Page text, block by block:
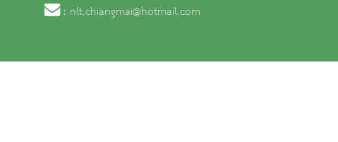
: nlt.chiangmai@hotmail.com